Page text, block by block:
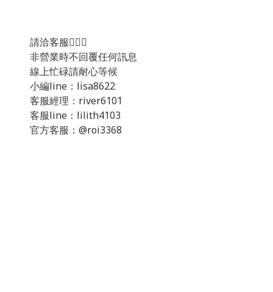
請洽客服💁🏻‍♂️
非營業時不回覆任何訊息
線上忙碌請耐心等候
小編line：lisa8622
客服經理：river6101
客服line：lilith4103
官方客服：@roi3368